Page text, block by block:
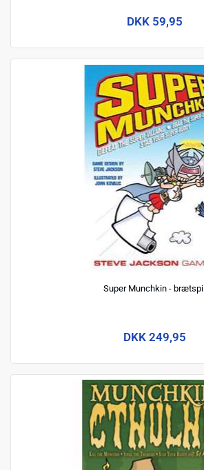
DKK 59,95
Super Munchkin - brætspil
DKK 249,95